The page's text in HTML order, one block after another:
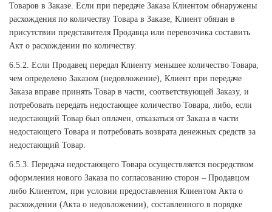
Товаров в Заказе. Если при передаче Заказа Клиентом обнаружены
расхождения по количеству Товара в Заказе, Клиент обязан в
присутствии представителя Продавца или перевозчика составить
Акт о расхождении по количеству.
6.5.2. Если Продавец передал Клиенту меньшее количество Товара,
чем определено Заказом (недовложение), Клиент при передаче
Заказа вправе принять Товар в части, соответствующей Заказу, и
потребовать передать недостающее количество Товара, либо, если
недостающий Товар был оплачен, отказаться от Заказа в части
недостающего Товара и потребовать возврата денежных средств за
недостающий Товар.
6.5.3. Передача недостающего Товара осуществляется посредством
оформления нового Заказа по согласованию сторон – Продавцом
либо Клиентом, при условии предоставления Клиентом Акта о
расхождении (Акта о недовложении), составленного в порядке